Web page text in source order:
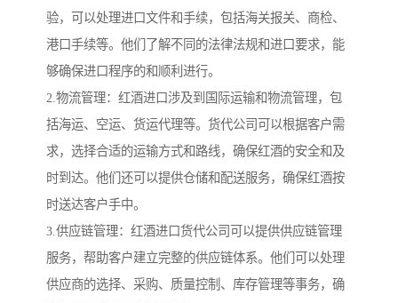
验，可以处理进口文件和手续，包括海关报关、商检、
港口手续等。他们了解不同的法律法规和进口要求，能
够确保进口程序的和顺利进行。
2.物流管理：红酒进口涉及到国际运输和物流管理，包
括海运、空运、货运代理等。货代公司可以根据客户需
求，选择合适的运输方式和路线，确保红酒的安全和及
时到达。他们还可以提供仓储和配送服务，确保红酒按
时送达客户手中。
3.供应链管理：红酒进口货代公司可以提供供应链管理
服务，帮助客户建立完整的供应链体系。他们可以处理
供应商的选择、采购、质量控制、库存管理等事务，确